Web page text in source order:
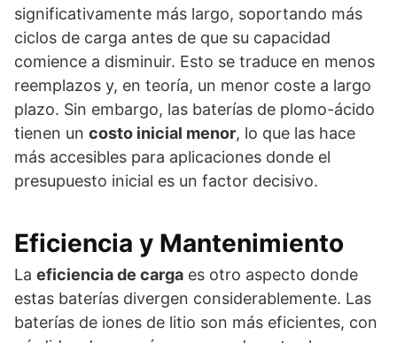
significativamente más largo, soportando más
ciclos de carga antes de que su capacidad
comience a disminuir. Esto se traduce en menos
reemplazos y, en teoría, un menor coste a largo
plazo. Sin embargo, las baterías de plomo-ácido
tienen un costo inicial menor, lo que las hace
más accesibles para aplicaciones donde el
presupuesto inicial es un factor decisivo.
Eficiencia y Mantenimiento
La eficiencia de carga es otro aspecto donde
estas baterías divergen considerablemente. Las
baterías de iones de litio son más eficientes, con